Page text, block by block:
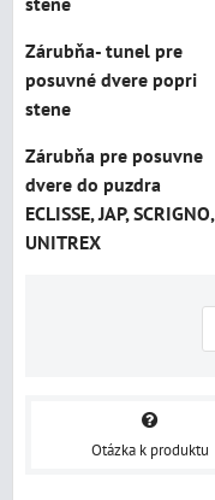
Zárubňa- tunel pre
posuvné dvere popri
stene
Zárubňa pre posuvne
dvere do puzdra
ECLISSE, JAP, SCRIGNO,
UNITREX
Otázka k produktu